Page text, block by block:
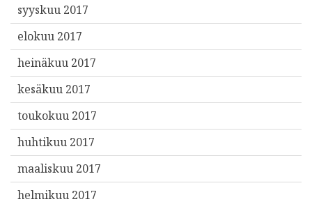
syyskuu 2017
elokuu 2017
heinäkuu 2017
kesäkuu 2017
toukokuu 2017
huhtikuu 2017
maaliskuu 2017
helmikuu 2017